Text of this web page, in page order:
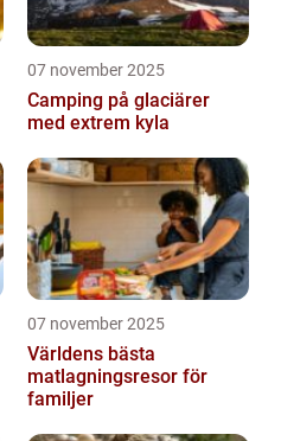
07 november 2025
Camping på glaciärer
med extrem kyla
07 november 2025
Världens bästa
matlagningsresor för
familjer